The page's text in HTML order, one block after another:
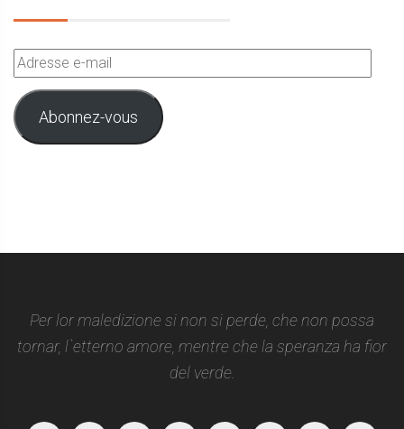
Adresse
e-
mail
Abonnez-vous
Per lor maledizione si non si perde, che non possa
tornar, l`etterno amore, mentre che la speranza ha fior
del verde.